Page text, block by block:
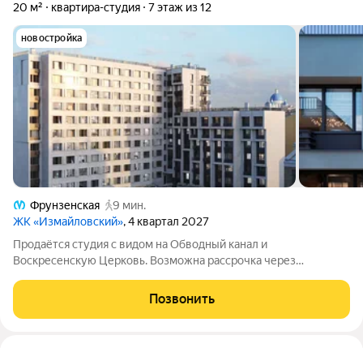
20 м² квартира-студия 7 этаж из 12
новостройка
Фрунзенская
9 мин.
ЖК «Измайловский», 4 квартал 2027
Продаётся студия с видом на Обводный канал и
Воскресенскую Церковь. Возможна рассрочка через
Позвонить